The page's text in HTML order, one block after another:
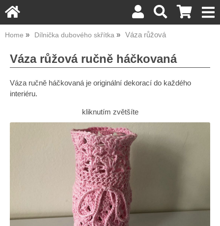
Home Dílnička dubového skřítka Váza růžová
Váza růžová ručně háčkovaná
Váza ručně háčkovaná je originální dekorací do každého
interiéru.
kliknutím zvětšíte